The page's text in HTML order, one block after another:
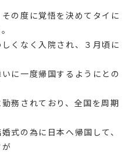
の度に覚悟を決めてタイに
くなく入院され、３月頃に
に一度帰国するようにとの
務されており、全国を周期
式の為に日本へ帰国して、